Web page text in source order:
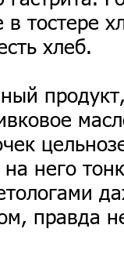
тостере
хлеб.
него
правда